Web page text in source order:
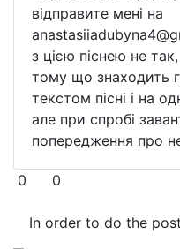
відправите мені на
з цією піснею не
тому що знаходить
текстом пісні і на
але при спробі
попередження про
0 0
In order to do the